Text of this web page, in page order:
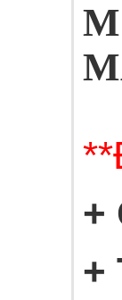
+
+